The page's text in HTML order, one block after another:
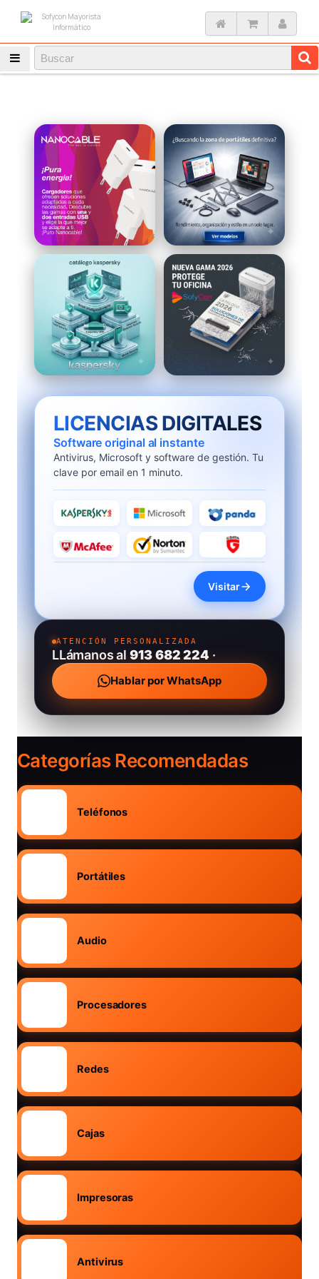
LICENCIAS DIGITALES
Software original al instante
Antivirus, Microsoft y software de gestión. Tu
clave por email en 1 minuto.
Visitar
ATENCIÓN PERSONALIZADA
LLámanos al 913 682 224 ·
Hablar por WhatsApp
Categorías Recomendadas
Teléfonos
Portátiles
Audio
Procesadores
Redes
Cajas
Impresoras
Antivirus